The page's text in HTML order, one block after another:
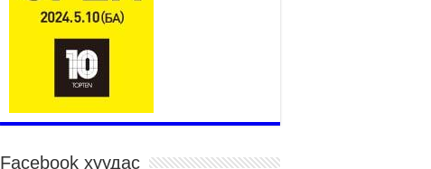
2026 оны 7 сар 15 / 10 цаг 58 минут
Үндэсний их баяр наадмын шагайн харваа
насанд хүрэгчдийн багийн харваагаар
үргэлжилж байна
2026 оны 7 сар 15 / 10 цаг 52 минут
Үндэсний их баяр наадмын хүчит бөхийн
Facebook хуудас